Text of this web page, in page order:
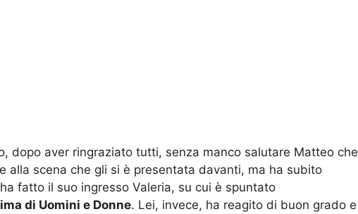
dopo aver ringraziato tutti, senza manco salutare Matteo che
alla scena che gli si è presentata davanti, ma ha subito
fatto il suo ingresso Valeria, su cui è spuntato
di Uomini e Donne. Lei, invece, ha reagito di buon grado e